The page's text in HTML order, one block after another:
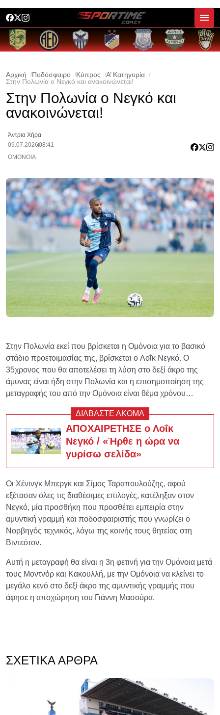
Αρχική Ποδόσφαιρο Κύπρος
Α’ Κατηγορία
Στην Πολωνία ο Νεγκό και ανακοινώνεται!
Στην Πολωνία ο Νεγκό και
ανακοινώνεται!
Άντρια Χήρα
09.07.202608:41
ΟΜΟΝΟΙΑ
Στην Πολωνία εκεί που βρίσκεται η Ομόνοια για το βασικό
στάδιο προετοιμασίας της, βρίσκεται ο Λοΐκ Νεγκό. Ο
35χρονος που θα αποτελέσει τη λύση στο δεξί άκρο της
άμυνας είναι ήδη στην Πολωνία και η επισημοποίηση της
μεταγραφής του από την Ομόνοια είναι θέμα χρόνου…
ΔΙΑΒΑΣΤΕ ΑΚΟΜΑ
ΑΠΟΧΑΙΡΕΤΗΣΕ ο Λοΐκ
Νεγκό / «Ήρθε η ώρα να
γυρίσω σελίδα»
Οι Χένινγκ Μπεργκ και Σίμος Ταραπουλούζης, αφού
εξέτασαν όλες τις διαθέσιμες επιλογές, κατέληξαν στον
Νεγκό, μία προσθήκη που προσθέτει εμπειρία στην
αμυντική γραμμή και ποδοσφαιριστής που γνωρίζει ο
Νορβηγός τεχνικός, λόγω της κοινής τους θητείας στη
Βιντεότον.
Αυτή η μεταγραφή θα είναι η 3η φετινή για την Ομόνοια μετά
τους Μοντνόρ και Κακουλλή, με την Ομόνοια να κλείνει το
μεγάλο κενό στο δεξί άκρο της αμυντικής γραμμής που
άφησε η αποχώρηση του Γιάννη Μασούρα.
ΣΧΕΤΙΚΆ ΆΡΘΡΑ